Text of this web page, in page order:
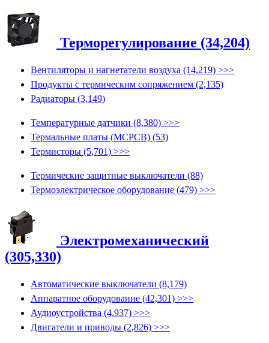
Терморегулирование (34,204)
Вентиляторы и нагнетатели воздуха (14,219) >>>
Продукты с термическим сопряжением (2,135)
Радиаторы (3,149)
Температурные датчики (8,380) >>>
Термальные платы (MCPCB) (53)
Термисторы (5,701) >>>
Термические защитные выключатели (88)
Термоэлектрическое оборудование (479) >>>
Электромеханический
(305,330)
Автоматические выключатели (8,179)
Аппаратное оборудование (42,301) >>>
Аудиоустройства (4,937) >>>
Двигатели и приводы (2,826) >>>